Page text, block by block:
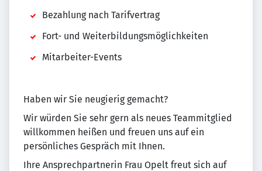
Bezahlung nach Tarifvertrag
Fort- und Weiterbildungsmöglichkeiten
Mitarbeiter-Events
Haben wir Sie neugierig gemacht?
Wir würden Sie sehr gern als neues Teammitglied
willkommen heißen und freuen uns auf ein
persönliches Gespräch mit Ihnen.
Ihre Ansprechpartnerin Frau Opelt freut sich auf